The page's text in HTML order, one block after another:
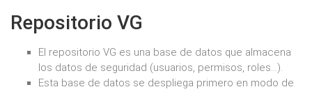
Repositorio VG
El repositorio VG es una base de datos que almacena
los datos de seguridad (usuarios, permisos, roles...).
Esta base de datos se despliega primero en modo de